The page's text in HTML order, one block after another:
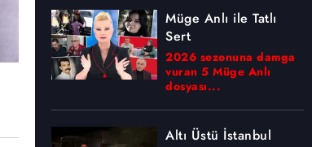
Müge Anlı ile Tatlı
Sert
2026 sezonuna damga
vuran 5 Müge Anlı
dosyası...
Altı Üstü İstanbul